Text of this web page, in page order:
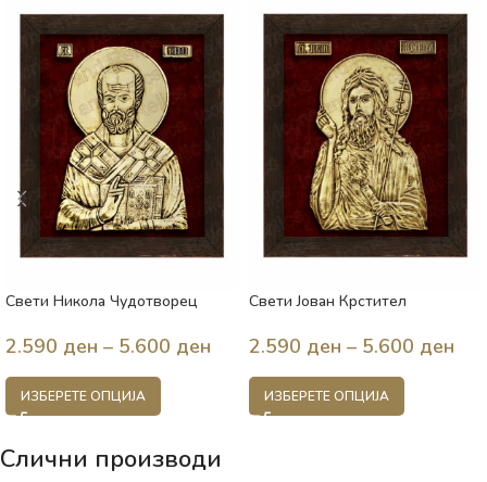
Свети Никола Чудотворец
2.590 ден – 5.600 ден
ИЗБЕРЕТЕ ОПЦИЈА
Свети Јован Крстител
2.590 ден – 5.600 ден
ИЗБЕРЕТЕ ОПЦИЈА
Слични производи